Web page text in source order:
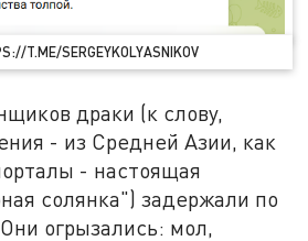
SERGEYKOLYASNIKOV
драки (к слову,
- из Средней Азии, как
- настоящая
солянка") задержали по
огрызались: мол,